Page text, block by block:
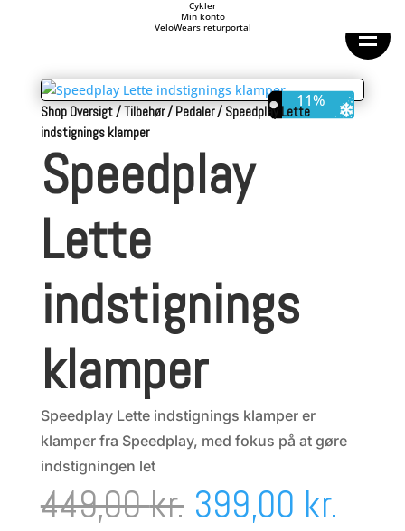
Geargrupper
Komponenter
Wattmålere
Cykler
Min konto
VeloWears returportal
11%
Shop Oversigt/Tilbehør/Pedaler/Speedplay Lette
indstignings klamper
Speedplay
Lette
indstignings
klamper
Speedplay Lette indstignings klamper er
klamper fra Speedplay, med fokus på at gøre
indstigningen let
449,00kr. Den
399,00 kr.